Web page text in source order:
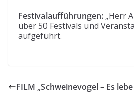
Festivalaufführungen: „Herr
über 50 Festivals und
aufgeführt.
FILM „Schweinevogel – Es